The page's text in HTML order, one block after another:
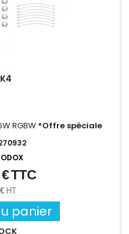
RGBW *Offre spéciale
TTC
HT
panier